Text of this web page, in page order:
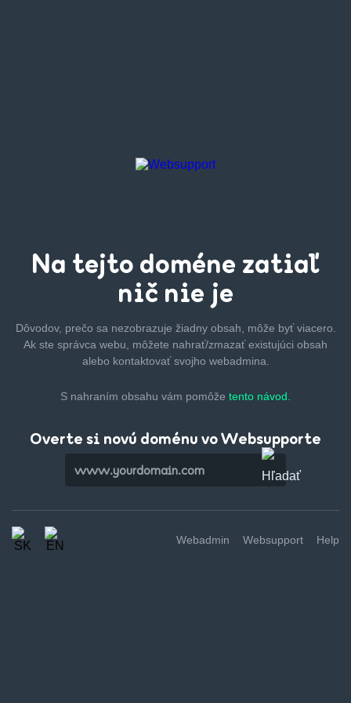
Na tejto doméne zatiaľ
nič nie je
Dôvodov, prečo sa nezobrazuje žiadny obsah, môže byťviacero.
Ak ste správca webu, môžete nahrať/zmazaťexistujúci obsah
alebo kontaktovať svojho webadmina.
S nahraním obsahu vám pomôže tento návod.
Overte si novú doménu vo Websupporte
Webadmin Websupport Help